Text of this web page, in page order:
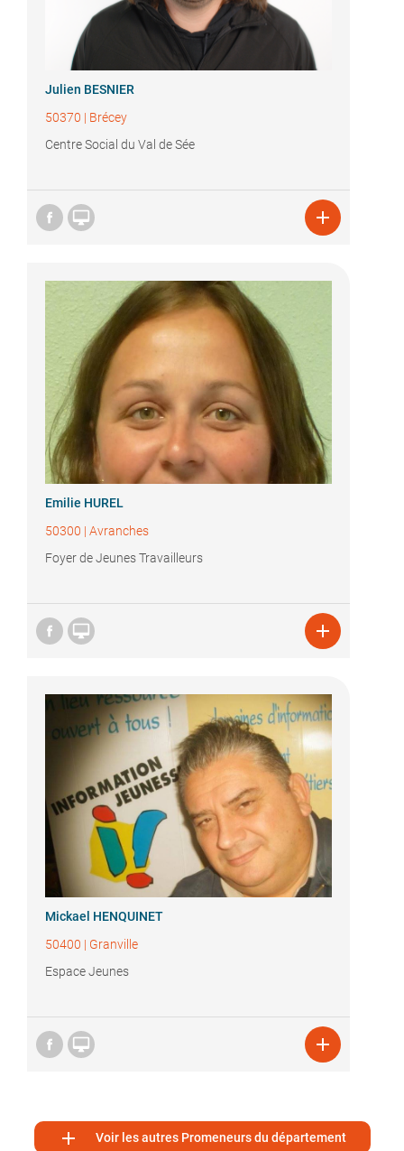
Julien BESNIER
50370 | Brécey
Centre Social du Val de Sée
 
Emilie HUREL
50300 | Avranches
Foyer de Jeunes Travailleurs
 
Mickael HENQUINET
50400 | Granville
Espace Jeunes
 
 Voir les autres Promeneurs du département